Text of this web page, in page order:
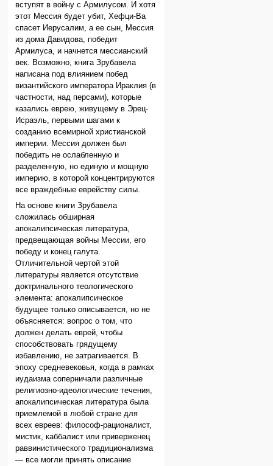
вступят в войну с Армилусом. И хотя
этот Мессия будет убит, Хефци-Ва
спасет Иерусалим, а ее сын, Мессия
из дома Давидова, победит
Армилуса, и начнется мессианский
век. Возможно, книга Зрубавела
написана под влиянием побед
византийского императора Ираклия (в
частности, над персами), которые
казались еврею, живущему в Эрец-
Исраэль, первыми шагами к
созданию всемирной христианской
империи. Мессия должен был
победить не ослабленную и
разделенную, но единую и мощную
империю, в которой концентрируются
все враждебные еврейству силы.
На основе книги Зрубавела
сложилась обширная
апокалипсическая литература,
предвещающая войны Мессии, его
победу и конец галута.
Отличительной чертой этой
литературы является отсутствие
доктринального теологического
элемента: апокалипсическое
будущее только описывается, но не
объясняется: вопрос о том, что
должен делать еврей, чтобы
способствовать грядущему
избавлению, не затрагивается. В
эпоху средневековья, когда в рамках
иудаизма соперничали различные
религиозно-идеологические течения,
апокалипсическая литература была
приемлемой в любой стране для
всех евреев: философ-рационалист,
мистик, каббалист или приверженец
раввинистического традиционализма
— все могли принять описание